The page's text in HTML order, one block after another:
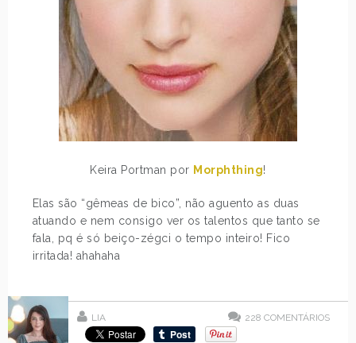
Keira Portman por Morphthing!
Elas são “gêmeas de bico”, não aguento as duas
atuando e nem consigo ver os talentos que tanto se
fala, pq é só beiço-zégci o tempo inteiro! Fico
irritada! ahahaha
LIA 228 COMENTÁRIOS